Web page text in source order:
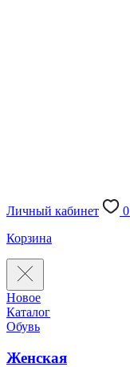
Личный кабинет
0
Корзина
Новое
Каталог
Обувь
Женская